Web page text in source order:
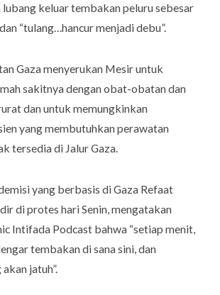
lubang keluar tembakan peluru sebesar
“tulang…hancur menjadi debu”.
Gaza menyerukan Mesir untuk
sakitnya dengan obat-obatan dan
dan untuk memungkinkan
yang membutuhkan perawatan
tersedia di Jalur Gaza.
yang berbasis di Gaza Refaat
di protes hari Senin, mengatakan
Intifada Podcast bahwa “setiap menit,
tembakan di sana sini, dan
jatuh”.